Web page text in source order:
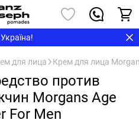
для лица Крем для лица
против
Morgans Age
For Men